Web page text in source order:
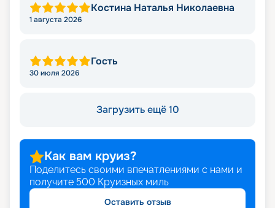
Костина Наталья Николаевна
1 августа 2026
Гость
30 июля 2026
Загрузить ещё 10
Как вам круиз?
Поделитесь своими впечатлениями с нами и
получите 500 Круизных миль
Оставить отзыв